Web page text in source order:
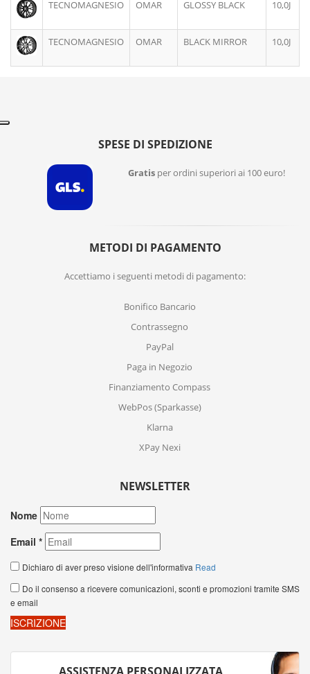
TECNOMAGNESIO OMAR GLOSSY BLACK 10,0J
TECNOMAGNESIO OMAR BLACK MIRROR 10,0J
SPESE DI SPEDIZIONE
Gratis per ordini superiori ai 100 euro!
METODI DI PAGAMENTO
Accettiamo i seguenti metodi di pagamento:
Bonifico Bancario
Contrassegno
PayPal
Paga in Negozio
Finanziamento Compass
WebPos (Sparkasse)
Klarna
XPay Nexi
NEWSLETTER